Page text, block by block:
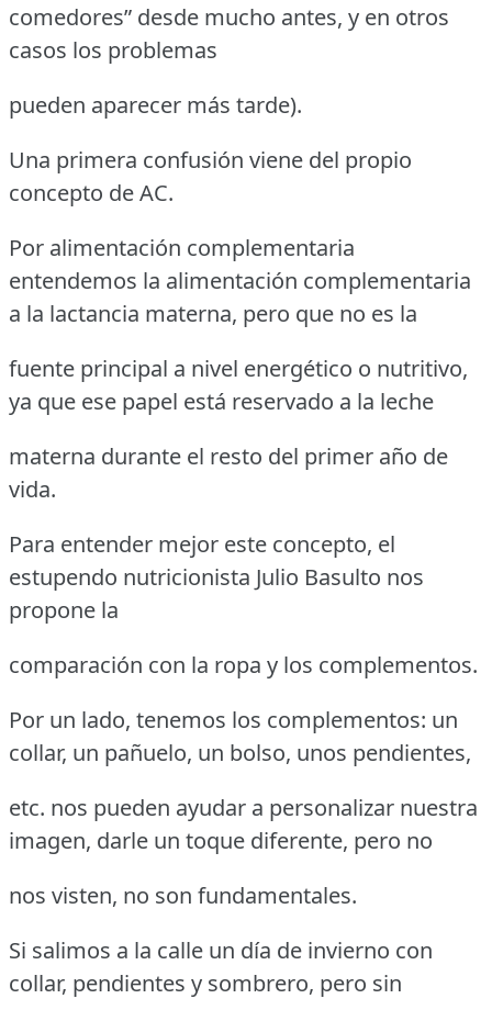
comedores” desde mucho antes, y en otros
casos los problemas
pueden aparecer más tarde).
Una primera confusión viene del propio
concepto de AC.
Por alimentación complementaria
entendemos la alimentación complementaria
a la lactancia materna, pero que no es la
fuente principal a nivel energético o nutritivo,
ya que ese papel está reservado a la leche
materna durante el resto del primer año de
vida.
Para entender mejor este concepto, el
estupendo nutricionista Julio Basulto nos
propone la
comparación con la ropa y los complementos.
Por un lado, tenemos los complementos: un
collar, un pañuelo, un bolso, unos pendientes,
etc. nos pueden ayudar a personalizar nuestra
imagen, darle un toque diferente, pero no
nos visten, no son fundamentales.
Si salimos a la calle un día de invierno con
collar, pendientes y sombrero, pero sin